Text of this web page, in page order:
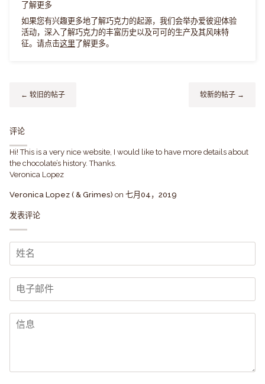
了解更多
如果您有兴趣更多地了解巧克力的起源，我们会举办爱彼迎体验
活动，深入了解巧克力的丰富历史以及可可的生产及其风味特
征。请点击这里 了解更多。
← 较旧的帖子 较新的帖子 →
评论
Hi! This is a very nice website, I would like to have more details about
the chocolate’s history. Thanks.
Veronica Lopez
Veronica Lopez ( & Grimes) on 七月04，2019
发表评论